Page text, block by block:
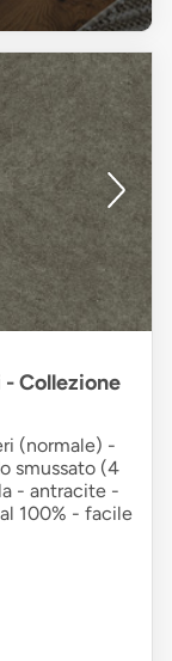
Collezione
(normale) -
smussato (4
- antracite -
100% - facile